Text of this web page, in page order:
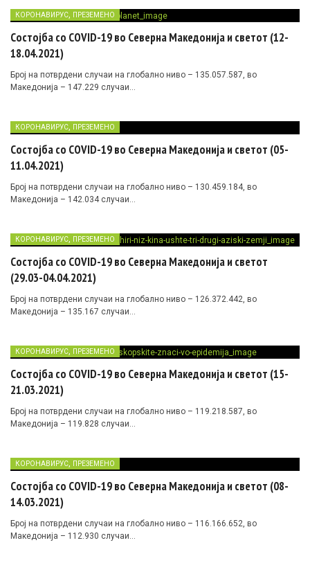
КОРОНАВИРУС, ПРЕЗЕМЕНО
Состојба со COVID-19 во Северна Македонија и светот (12-
18.04.2021)
Број на потврдени случаи на глобално ниво – 135.057.587, во
Македонија – 147.229 случаи…
КОРОНАВИРУС, ПРЕЗЕМЕНО
Состојба со COVID-19 во Северна Македонија и светот (05-
11.04.2021)
Број на потврдени случаи на глобално ниво – 130.459.184, во
Македонија – 142.034 случаи…
КОРОНАВИРУС, ПРЕЗЕМЕНО
Состојба со COVID-19 во Северна Македонија и светот
(29.03-04.04.2021)
Број на потврдени случаи на глобално ниво – 126.372.442, во
Македонија – 135.167 случаи…
КОРОНАВИРУС, ПРЕЗЕМЕНО
Состојба со COVID-19 во Северна Македонија и светот (15-
21.03.2021)
Број на потврдени случаи на глобално ниво – 119.218.587, во
Македонија – 119.828 случаи…
КОРОНАВИРУС ПРЕЗЕМЕНО
Состојба со COVID-19 во Северна Македонија и светот (08-
14.03.2021)
Број на потврдени случаи на глобално ниво – 116.166.652, во
Македонија – 112.930 случаи…